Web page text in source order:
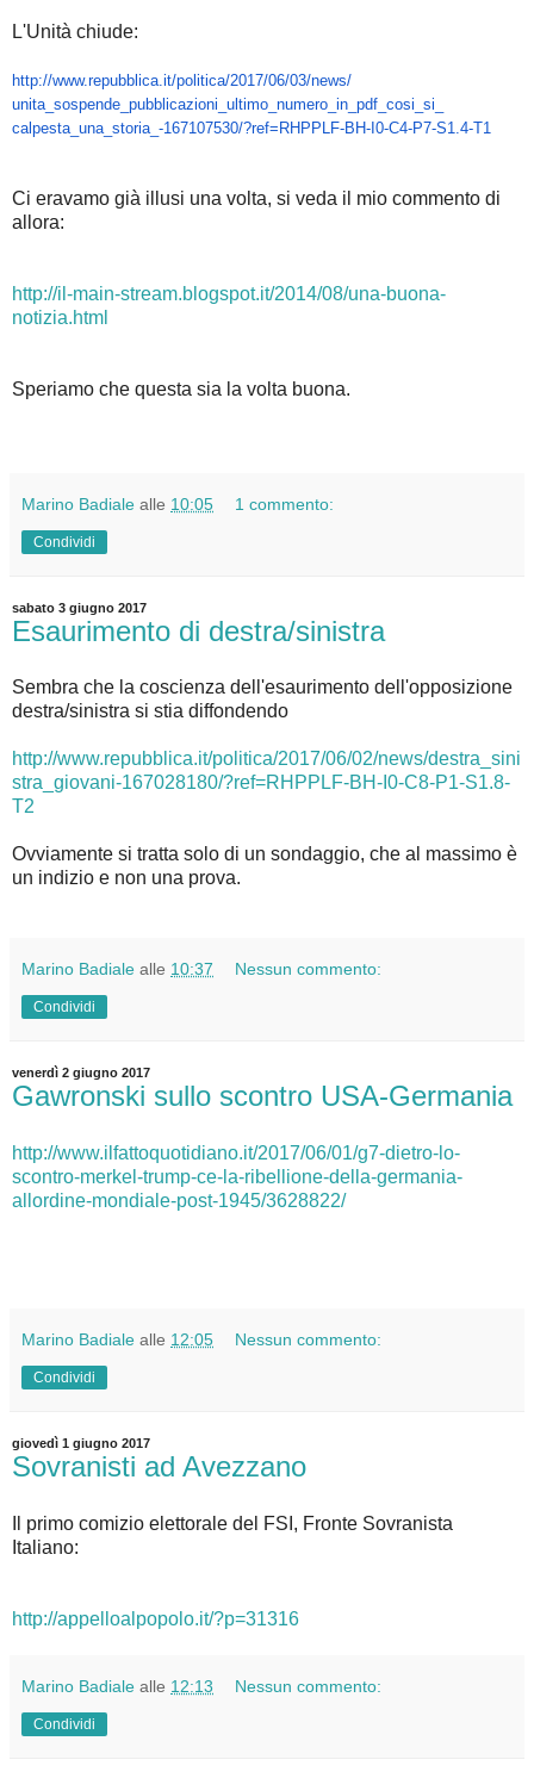
L'Unità chiude:
http://www.repubblica.it/politica/2017/06/03/news/
unita_sospende_pubblicazioni_ ultimo_numero_in_pdf_cosi_si_
calpesta_una_storia_-167107530/?ref=RHPPLF-BH-I0-C4-P7-S1.4-T1
Ci eravamo già illusi una volta, si veda il mio commento di
allora:
http://il-main-stream.blogspot.it/2014/08/una-buona-
notizia.html
Speriamo che questa sia la volta buona.
Marino Badiale alle 10:05 1 commento:
Condividi
sabato 3 giugno 2017
Esaurimento di destra/sinistra
Sembra che la coscienza dell'esaurimento dell'opposizione
destra/sinistra si stia diffondendo
http://www.repubblica.it/politica/2017/06/02/news/destra_sini
stra_giovani-167028180/?ref=RHPPLF-BH-I0-C8-P1-S1.8-
T2
Ovviamente si tratta solo di un sondaggio, che al massimo è
un indizio e non una prova.
Marino Badiale alle 10:37 Nessun commento:
Condividi
venerdì 2 giugno 2017
Gawronski sullo scontro USA-Germania
http://www.ilfattoquotidiano.it/2017/06/01/g7-dietro-lo-
scontro-merkel-trump-ce-la-ribellione-della-germania-
allordine-mondiale-post-1945/3628822/
Marino Badiale alle 12:05 Nessun commento:
Condividi
giovedì 1 giugno 2017
Sovranisti ad Avezzano
Il primo comizio elettorale del FSI, Fronte Sovranista
Italiano:
http://appelloalpopolo.it/?p=31316
Marino Badiale alle 12:13 Nessun commento:
Condividi